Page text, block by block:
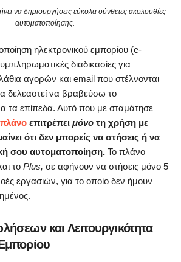
να δημιουργήσεις εύκολα σύνθετες ακολουθίες
αυτοματοποίησης.
ηλεκτρονικού εμπορίου (e-
διαδικασίες για
αγορών και email που στέλνονται
δελεαστεί να βραβεύσω το
τα επίπεδα. Αυτό που με σταμάτησε
πλάνο επιτρέπει μόνο τη χρήση με
ότι δεν μπορείς να στήσεις ή να
σου αυτοματοποίηση. Το πλάνο
το Plus, σε αφήνουν να στήσεις μόνο 5
εργασιών, για το οποίο δεν ήμουν
και Λειτουργικότητα